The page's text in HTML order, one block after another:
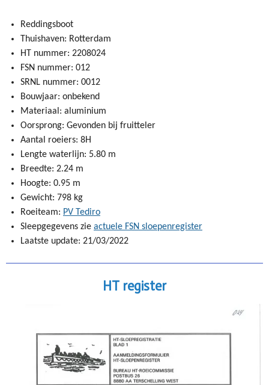
Reddingsboot
Thuishaven: Rotterdam
HT nummer: 2208024
FSN nummer: 012
SRNL nummer: 0012
Bouwjaar: onbekend
Materiaal: aluminium
Oorsprong: Gevonden bij fruitteler
Aantal roeiers: 8H
Lengte waterlijn: 5.80 m
Breedte: 2.24 m
Hoogte: 0.95 m
Gewicht: 798 kg
Roeiteam: PV Tediro
Sleepgegevens zie actuele FSN sloepenregister
Laatste update: 21/03/2022
HT register